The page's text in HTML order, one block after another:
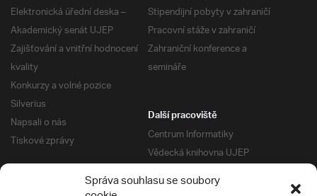
Správa souhlasu se soubory
Elektronická úřední deska –
Akademický senát UJEP
Zajišťování a vnitřní hodnocení
kvality
Konkurzy a volné pozice
Silverius
Napsali o nás
Tiskové zprávy
Stipendijní pobyty v zahraničí
Pracovní stáže v zahraničí
Zahraniční konference a
semináře
Další pracoviště
Centrum Informatiky
Vědecká knihovna UJEP
Správa kolejí a menz
Univerzitní centrum podpory